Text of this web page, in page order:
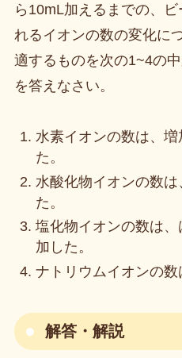
ら10mL加えるまでの、
れるイオンの数の変化に
適するものを次の1~4の
を答えなさい。
水素イオンの数は、
た。
水酸化物イオンの数
た。
塩化物イオンの数は
加した。
ナトリウムイオンの数
解答・解説